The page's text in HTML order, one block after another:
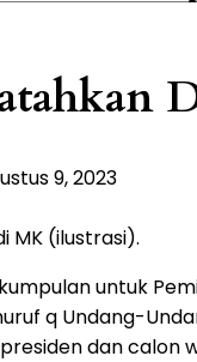
9, 2023
MK (ilustrasi).
untuk
q Undang-
dan calon